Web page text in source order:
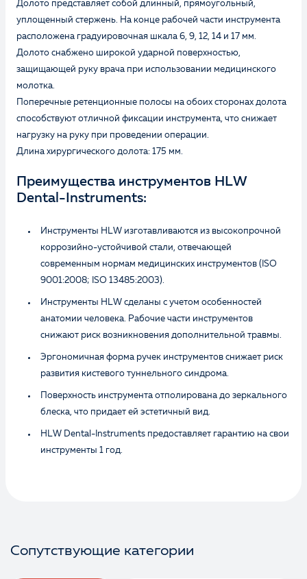
Долото представляет собой длинный, прямоугольный,
уплощенный стержень. На конце рабочей части инструмента
расположена градуировочная шкала 6, 9, 12, 14 и 17 мм.
Долото снабжено широкой ударной поверхностью,
защищающей руку врача при использовании медицинского
молотка.
Поперечные ретенционные полосы на обоих сторонах долота
способствуют отличной фиксации инструмента, что снижает
нагрузку на руку при проведении операции.
Длина хирургического долота: 175 мм.
Преимущества инструментов HLW
Dental-Instruments:
Инструменты HLW изготавливаются из высокопрочной
коррозийно-устойчивой стали, отвечающей
современным нормам медицинских инструментов (ISO
9001:2008; ISO 13485:2003).
Инструменты HLW сделаны с учетом особенностей
анатомии человека. Рабочие части инструментов
снижают риск возникновения дополнительной травмы.
Эргономичная форма ручек инструментов снижает риск
развития кистевого туннельного синдрома.
Поверхность инструмента отполирована до зеркального
блеска, что придает ей эстетичный вид.
HLW Dental-Instruments предоставляет гарантию на свои
инструменты 1 год.
Сопутствующие категории